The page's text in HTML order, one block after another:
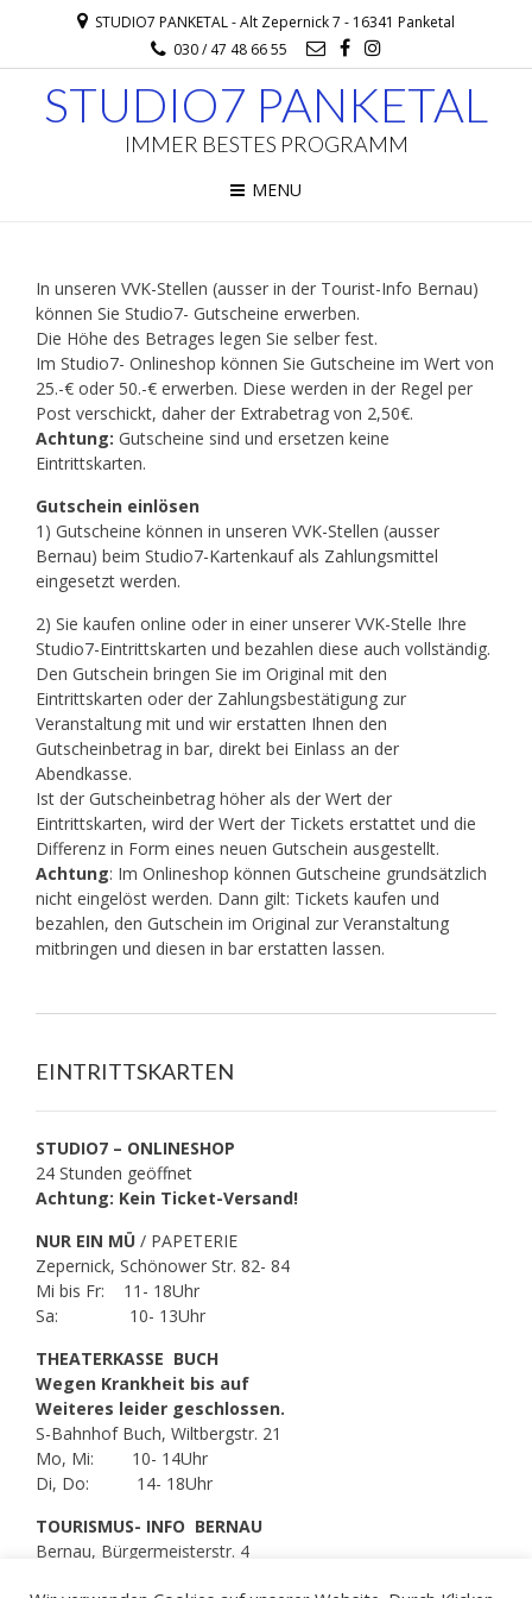
STUDIO7 PANKETAL - Alt Zepernick 7 - 16341 Panketal
030 / 47 48 66 55
STUDIO7 PANKETAL
IMMER BESTES PROGRAMM
MENU
In unseren VVK-Stellen (ausser in der Tourist-Info Bernau)
können Sie Studio7- Gutscheine erwerben.
Die Höhe des Betrages legen Sie selber fest.
Im Studio7- Onlineshop können Sie Gutscheine im Wert von
25.-€ oder 50.-€ erwerben. Diese werden in der Regel per
Post verschickt, daher der Extrabetrag von 2,50€.
Achtung: Gutscheine sind und ersetzen keine
Eintrittskarten.
Gutschein einlösen
1) Gutscheine können in unseren VVK-Stellen (ausser
Bernau) beim Studio7-Kartenkauf als Zahlungsmittel
eingesetzt werden.
2) Sie kaufen online oder in einer unserer VVK-Stelle Ihre
Studio7-Eintrittskarten und bezahlen diese auch vollständig.
Den Gutschein bringen Sie im Original mit den
Eintrittskarten oder der Zahlungsbestätigung zur
Veranstaltung mit und wir erstatten Ihnen den
Gutscheinbetrag in bar, direkt bei Einlass an der
Abendkasse.
Ist der Gutscheinbetrag höher als der Wert der
Eintrittskarten, wird der Wert der Tickets erstattet und die
Differenz in Form eines neuen Gutschein ausgestellt.
Achtung: Im Onlineshop können Gutscheine grundsätzlich
nicht eingelöst werden. Dann gilt: Tickets kaufen und
bezahlen, den Gutschein im Original zur Veranstaltung
mitbringen und diesen in bar erstatten lassen.
EINTRITTSKARTEN
STUDIO7 – ONLINESHOP
24 Stunden geöffnet
Achtung: Kein Ticket-Versand!
NUR EIN MÜ / PAPETERIE
Zepernick, Schönower Str. 82- 84
Mi bis Fr: 11- 18Uhr
Sa: 10- 13Uhr
THEATERKASSE BUCH
Wegen Krankheit bis auf
Weiteres leider geschlossen.
S-Bahnhof Buch, Wiltbergstr. 21
Mo, Mi: 10- 14Uhr
Di, Do: 14- 18Uhr
TOURISMUS- INFO BERNAU
Bernau, Bürgermeisterstr. 4